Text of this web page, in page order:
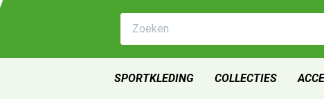
SPORTKLEDING COLLECTIES